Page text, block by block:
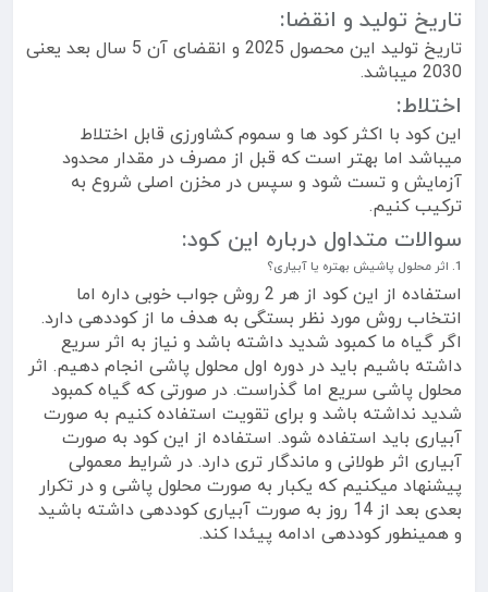
تاریخ تولید و انقضا:
تاریخ تولید این محصول 2025 و انقضای آن 5 سال بعد یعنی
2030 میباشد.
اختلاط:
این کود با اکثر کود ها و سموم کشاورزی قابل اختلاط
میباشد اما بهتر است که قبل از مصرف در مقدار محدود
آزمایش و تست شود و سپس در مخزن اصلی شروع به
ترکیب کنیم.
سوالات متداول درباره این کود:
1. اثر محلول پاشیش بهتره یا آبیاری؟
استفاده از این کود از هر 2 روش جواب خوبی داره اما
انتخاب روش مورد نظر بستگی به هدف ما از کوددهی دارد.
اگر گیاه ما کمبود شدید داشته باشد و نیاز به اثر سریع
داشته باشیم باید در دوره اول محلول پاشی انجام دهیم. اثر
محلول پاشی سریع اما گذراست. در صورتی که گیاه کمبود
شدید نداشته باشد و برای تقویت استفاده کنیم به صورت
آبیاری باید استفاده شود. استفاده از این کود به صورت
آبیاری اثر طولانی و ماندگار تری دارد. در شرایط معمولی
پیشنهاد میکنیم که یکبار به صورت محلول پاشی و در تکرار
بعدی بعد از 14 روز به صورت آبیاری کوددهی داشته باشید
و همینطور کوددهی ادامه پیئدا کند.